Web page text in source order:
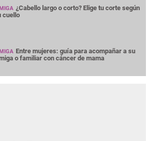
¿Cabello largo o corto? Elige tu corte según
cuello
Entre mujeres: guía para acompañar a su
o familiar con cáncer de mama